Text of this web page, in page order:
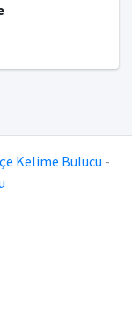
Kelime Bulucu -